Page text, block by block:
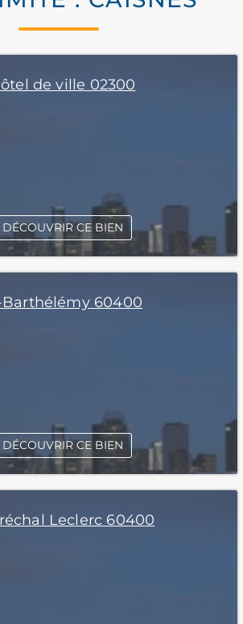
de ville 02300
DÉCOUVRIR CE BIEN
Barthélémy 60400
DÉCOUVRIR CE BIEN
Leclerc 60400